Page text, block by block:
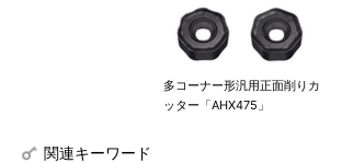
多コーナー形汎用正面削りカ
ッター「AHX475」
関連キーワード